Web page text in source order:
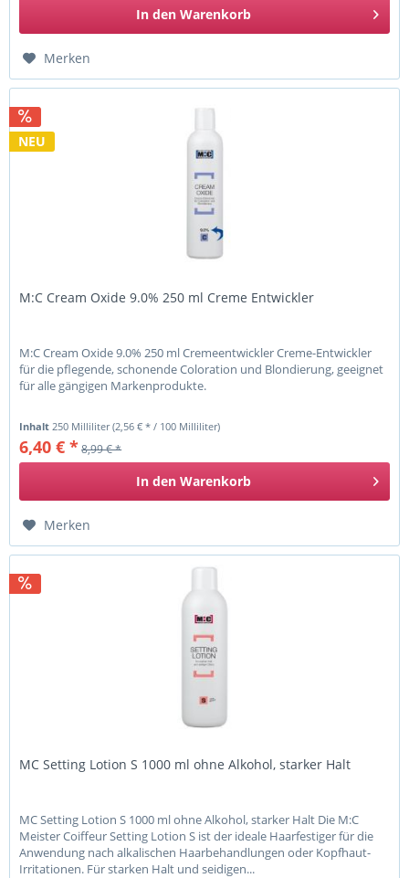
In den Warenkorb
Merken
NEU
M:C Cream Oxide 9.0% 250 ml Creme Entwickler
M:C Cream Oxide 9.0% 250 ml Cremeentwickler Creme-Entwickler
für die pflegende, schonende Coloration und Blondierung, geeignet
für alle gängigen Markenprodukte.
Inhalt 250 Milliliter(2,56 € * / 100 Milliliter)
6,40 € *8,99 € *
In den Warenkorb
Merken
MC Setting Lotion S 1000 ml ohne Alkohol, starker Halt
MC Setting Lotion S 1000 ml ohne Alkohol, starker Halt Die M:C
Meister Coiffeur Setting Lotion S ist der ideale Haarfestiger für die
Anwendung nach alkalischen Haarbehandlungen oder Kopfhaut-
Irritationen. Für starken Halt und seidigen...